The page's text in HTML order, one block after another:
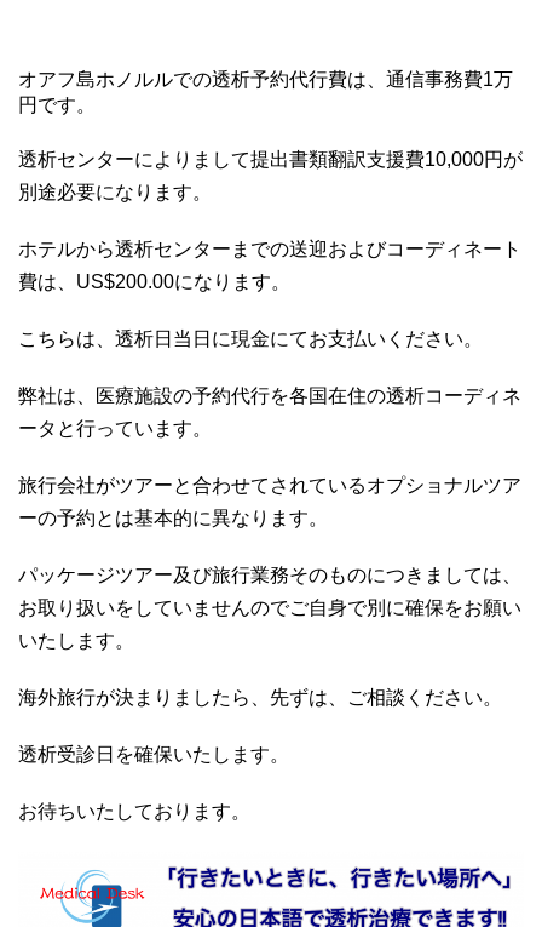
オアフ島ホノルルでの透析予約代行費は、通信事務費1万
円です。
透析センターによりまして提出書類翻訳支援費10,000円が
別途必要になります。
ホテルから透析センターまでの送迎およびコーディネート
費は、US$200.00になります。
こちらは、透析日当日に現金にてお支払いください。
弊社は、医療施設の予約代行を各国在住の透析コーディネ
ータと行っています。
旅行会社がツアーと合わせてされているオプショナルツア
ーの予約とは基本的に異なります。
パッケージツアー及び旅行業務そのものにつきましては、
お取り扱いをしていませんのでご自身で別に確保をお願い
いたします。
海外旅行が決まりましたら、先ずは、ご相談ください。
透析受診日を確保いたします。
お待ちいたしております。